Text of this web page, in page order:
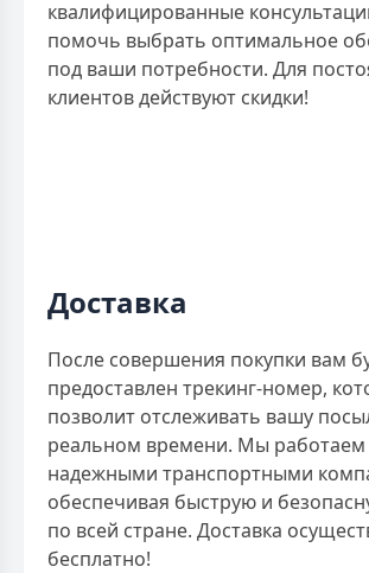
квалифицированные
помочь выбрать оптимальное
под ваши потребности. Для
клиентов действуют скидки!
Доставка
После совершения покупки вам
предоставлен трекинг-номер,
позволит отслеживать вашу
реальном времени. Мы работаем
надежными транспортными
обеспечивая быструю и
по всей стране. Доставка
бесплатно!